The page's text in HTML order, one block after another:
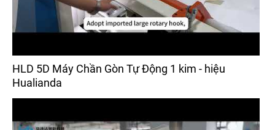
HLD 5D Máy Chần Gòn Tự Động 1 kim - hiệu
Hualianda